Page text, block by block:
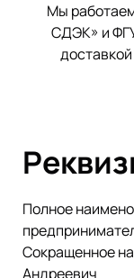
Мы
СДЭК» и
Полное
Сокращенное
Андреевич